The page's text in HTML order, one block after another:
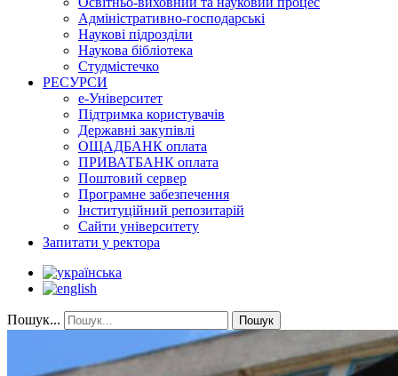
Адміністративно-господарські
Наукові підрозділи
Наукова бібліотека
Студмістечко
РЕСУРСИ
е-Університет
Підтримка користувачів
Державні закупівлі
ОЩАДБАНК оплата
ПРИВАТБАНК оплата
Поштовий сервер
Програмне забезпечення
Інституційний репозитарій
Сайти університету
Запитати у ректора
Пошук... Пошук